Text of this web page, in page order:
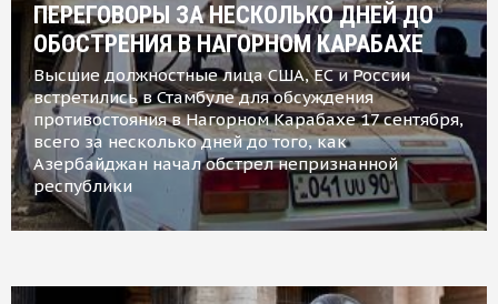
ПЕРЕГОВОРЫ ЗА НЕСКОЛЬКО ДНЕЙ ДО
ОБОСТРЕНИЯ В НАГОРНОМ КАРАБАХЕ
Высшие должностные лица США, ЕС и России
встретились в Стамбуле для обсуждения
противостояния в Нагорном Карабахе 17 сентября,
всего за несколько дней до того, как
Азербайджан начал обстрел непризнанной
республики